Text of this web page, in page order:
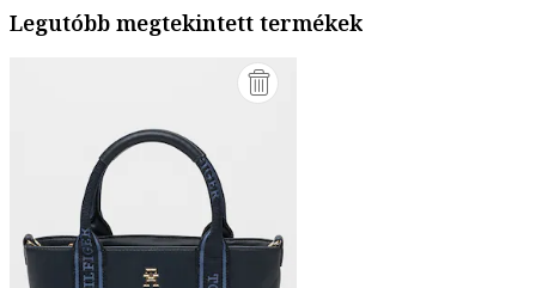
Legutóbb megtekintett termékek